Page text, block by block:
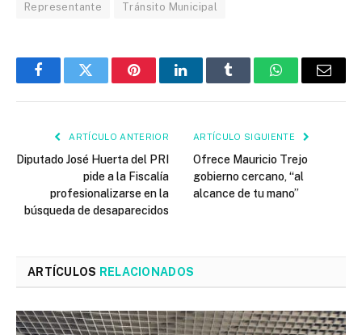
Representante Tránsito Municipal
FacebookTwitter PinterestLinkedInTumblr WhatsAppEmail
ARTÍCULO ANTERIOR
Diputado José Huerta del PRI
pide a la Fiscalía
profesionalizarse en la
búsqueda de desaparecidos
ARTÍCULO SIGUIENTE
Ofrece Mauricio Trejo
gobierno cercano, “al
alcance de tu mano”
ARTÍCULOS RELACIONADOS